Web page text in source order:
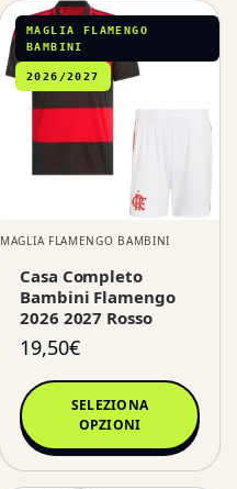
MAGLIA FLAMENGO
BAMBINI
2026/2027
MAGLIA FLAMENGO BAMBINI
Casa Completo
Bambini Flamengo
2026 2027 Rosso
19,50€
SELEZIONA
OPZIONI